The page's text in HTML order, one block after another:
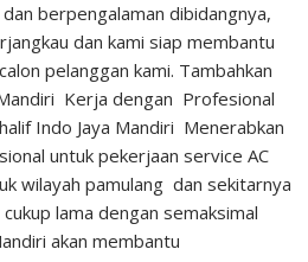
berpengalaman dibidangnya,
dan kami siap membantu
pelanggan kami. Tambahkan
Kerja dengan Profesional
Indo Jaya Mandiri Menerabkan
untuk pekerjaan service AC
wilayah pamulang dan sekitarnya
lama dengan semaksimal
akan membantu